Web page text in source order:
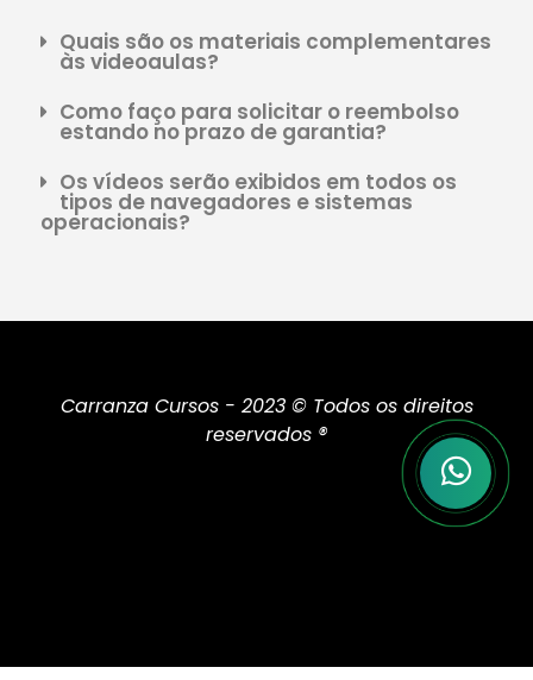
Quais são os materiais complementares
às videoaulas?
Como faço para solicitar o reembolso
estando no prazo de garantia?
Os vídeos serão exibidos em todos os
tipos de navegadores e sistemas
operacionais?
Carranza Cursos - 2023 © Todos os direitos
reservados ®